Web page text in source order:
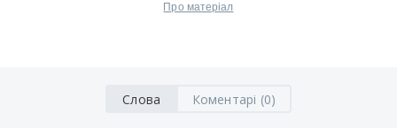
Про матеріал
Слова Коментарі (0)